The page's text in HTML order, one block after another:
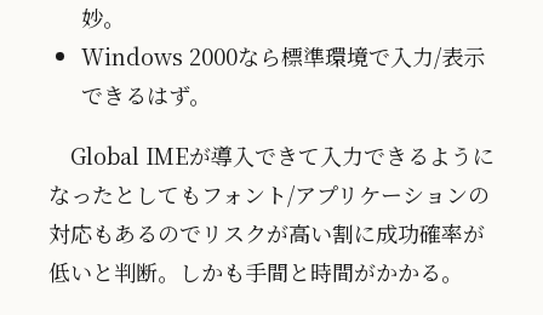
妙。
Windows 2000なら標準環境で入力/表示
できるはず。
Global IMEが導入できて入力できるように
なったとしてもフォント/アプリケーションの
対応もあるのでリスクが高い割に成功確率が
低いと判断。しかも手間と時間がかかる。